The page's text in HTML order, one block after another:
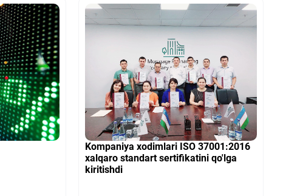
Kompaniya xodimlari ISO 37001:2016
xalqaro standart sertifikatini qo'lga
kiritishdi